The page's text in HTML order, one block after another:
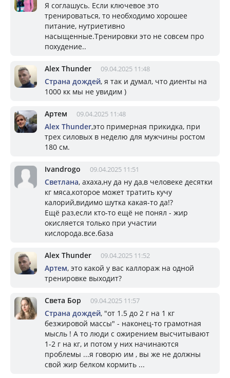
Я соглашусь. Если ключевое это
тренироваться, то необходимо хорошее
питание, нутриетивно
насыщенные.Тренировки это не совсем про
похудение..
Alex Thunder 09.04.2025 11:48
Страна дождей, я так и думал, что диенты на
1000 кк мы не увидим )
Артем 09.04.2025 11:48
Alex Thunder,это примерная прикидка, при
трех силовых в неделю для мужчины ростом
180 см.
Ivandrogo 09.04.2025 11:51
Светлана, ахаха,ну да ну да,в человеке десятки
кг мяса,которое может тратить кучу
калорий,видимо шутка какая-то да!?
Ещё раз,если кто-то ещё не понял - жир
окисляется только при участии
кислорода.все.база
Alex Thunder 09.04.2025 11:52
Артем, это какой у вас каллораж на одной
тренировке выходит?
Света Бор 09.04.2025 11:57
Страна дождей, "от 1.5 до 2 г на 1 кг
безжировой массы" - наконец-то грамотная
мысль ! А то люди с ожирением высчитывают
1-2 г на кг, и потом у них начинаются
проблемы ...я говорю им , вы же не должны
свой жир белком кормить ...